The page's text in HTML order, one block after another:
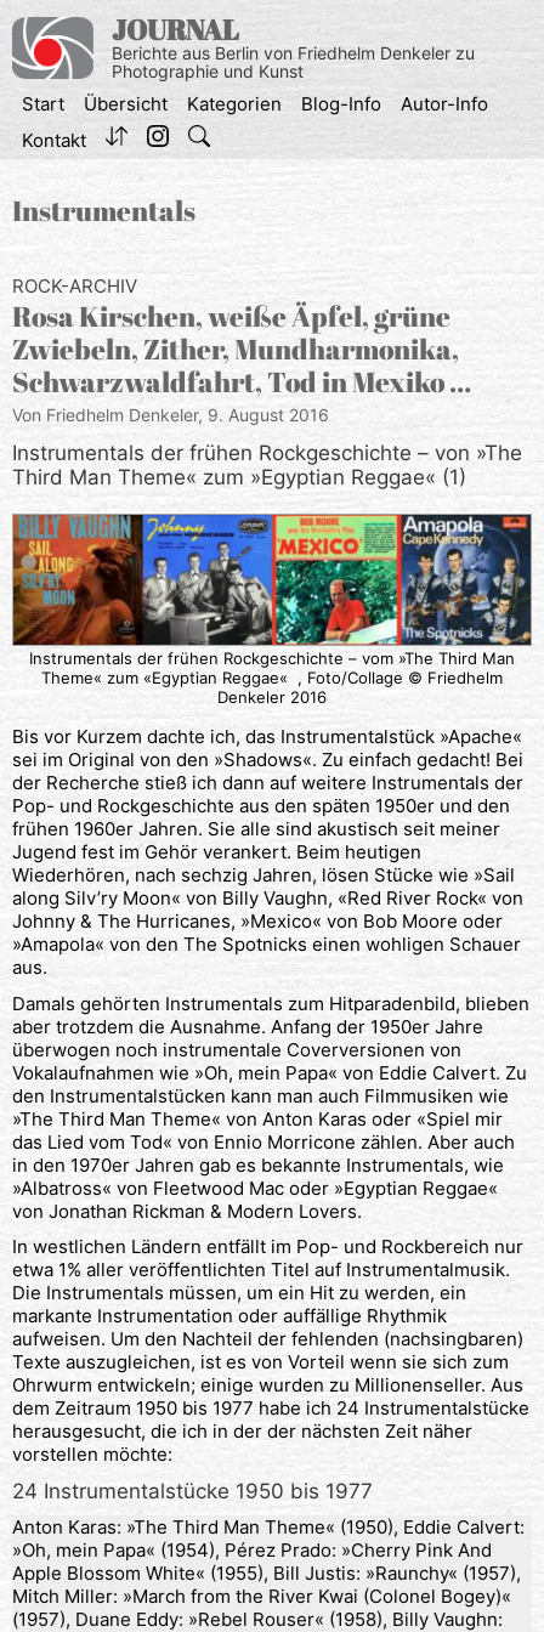
Inhalt
springen
JOURNAL
Berichte aus Berlin von Friedhelm Denkeler zu
Photographie und Kunst
Start Übersicht Kategorien Blog-Info
Autor-Info
Kontakt
Instrumentals
ROCK-ARCHIV
Rosa Kirschen, weiße Äpfel, grüne
Zwiebeln, Zither, Mundharmonika,
Schwarzwaldfahrt, Tod in Mexiko …
Von Friedhelm Denkeler, 9. August 2016
Instrumentals der frühen Rockgeschichte – von »The
Third Man Theme« zum »Egyptian Reggae« (1)
Instrumentals der frühen Rockgeschichte – vom »The Third Man
Theme« zum «Egyptian Reggae« , Foto/Collage © Friedhelm
Denkeler 2016
Bis vor Kurzem dachte ich, das Instrumentalstück »Apache«
sei im Original von den »Shadows«. Zu einfach gedacht! Bei
der Recherche stieß ich dann auf weitere Instrumentals der
Pop- und Rockgeschichte aus den späten 1950er und den
frühen 1960er Jahren. Sie alle sind akustisch seit meiner
Jugend fest im Gehör verankert. Beim heutigen
Wiederhören, nach sechzig Jahren, lösen Stücke wie »Sail
along Silv’ry Moon« von Billy Vaughn, «Red River Rock« von
Johnny & The Hurricanes, »Mexico« von Bob Moore oder
»Amapola« von den The Spotnicks einen wohligen Schauer
aus.
Damals gehörten Instrumentals zum Hitparadenbild, blieben
aber trotzdem die Ausnahme. Anfang der 1950er Jahre
überwogen noch instrumentale Coverversionen von
Vokalaufnahmen wie »Oh, mein Papa« von Eddie Calvert. Zu
den Instrumentalstücken kann man auch Filmmusiken wie
»The Third Man Theme« von Anton Karas oder «Spiel mir
das Lied vom Tod« von Ennio Morricone zählen. Aber auch
in den 1970er Jahren gab es bekannte Instrumentals, wie
»Albatross« von Fleetwood Mac oder »Egyptian Reggae«
von Jonathan Rickman & Modern Lovers.
In westlichen Ländern entfällt im Pop- und Rockbereich nur
etwa 1% aller veröffentlichten Titel auf Instrumentalmusik.
Die Instrumentals müssen, um ein Hit zu werden, ein
markante Instrumentation oder auffällige Rhythmik
aufweisen. Um den Nachteil der fehlenden (nachsingbaren)
Texte auszugleichen, ist es von Vorteil wenn sie sich zum
Ohrwurm entwickeln; einige wurden zu Millionenseller. Aus
dem Zeitraum 1950 bis 1977 habe ich 24 Instrumentalstücke
herausgesucht, die ich in der der nächsten Zeit näher
vorstellen möchte:
24 Instrumentalstücke 1950 bis 1977
Anton Karas: »The Third Man Theme« (1950), Eddie Calvert:
»Oh, mein Papa« (1954), Pérez Prado: »Cherry Pink And
Apple Blossom White« (1955), Bill Justis: »Raunchy« (1957),
Mitch Miller: »March from the River Kwai (Colonel Bogey)«
(1957), Duane Eddy: »Rebel Rouser« (1958), Billy Vaughn: